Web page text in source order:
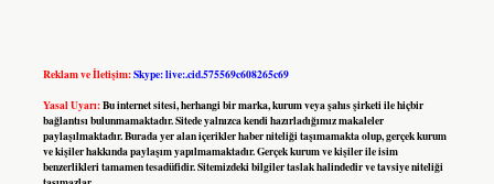
Reklam ve İletişim:Skype: live:.cid.575569c608265c69
Yasal Uyarı:Bu internet sitesi, herhangi bir marka, kurum veya şahıs şirketi ile hiçbir
bağlantısı bulunmamaktadır. Sitede yalnızca kendi hazırladığımız makaleler
paylaşılmaktadır. Burada yer alan içerikler haber niteliği taşımamakta olup, gerçek kurum
ve kişiler hakkında paylaşım yapılmamaktadır. Gerçek kurum ve kişiler ile isim
benzerlikleri tamamen tesadüfidir. Sitemizdeki bilgiler taslak halindedir ve tavsiye niteliği